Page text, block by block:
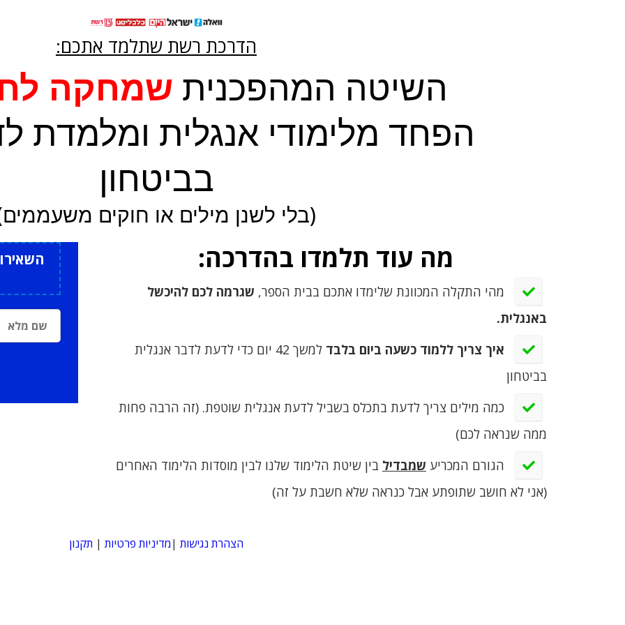
הדרכת רשת שתלמד אתכם:
השיטה המהפכנית שמחקה
הפחד מלימודי אנגלית ומלמדת
בביטחון
(בלי לשנן מילים או חוקים
מה עוד תלמדו בהדרכה:
​ מהי התקלה המכוונת שלימדו אתכם בבית הספר, שגרמה לכם להיכשל
באנגלית.
איך צריך ללמוד כשעה ביום בלבד
למשך 42 יום כדי לדעת לדבר אנגלית
בביטחון
​ כמה מילים צריך לדעת בתכלס בשביל לדעת אנגלית שוטפת. (זה הרבה פחות
ממה שנראה לכם)
​ הגורם המכריע שמבדיל בין שיטת הלימוד שלנו לבין מוסדות הלימוד האחרים
(אני לא חושב שתופתע אבל כנראה שלא חשבת על זה)
הצהרת נגישות |מדיניות פרטיות | תקנון